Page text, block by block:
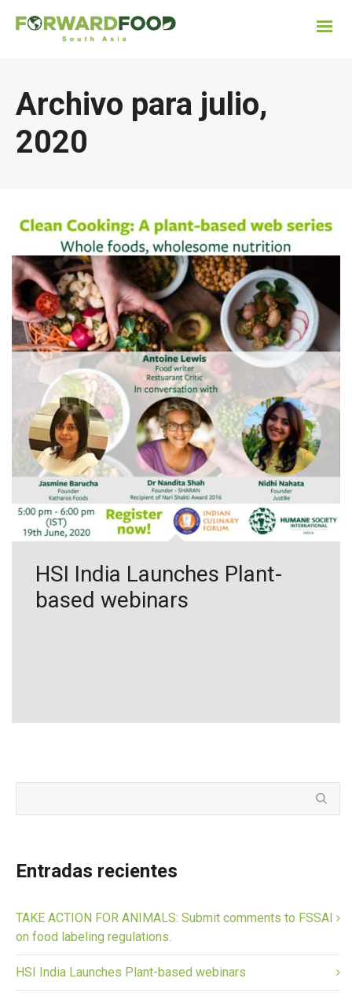
Archivo para julio,
2020
HSI India Launches Plant-
based webinars
Entradas recientes
TAKE ACTION FOR ANIMALS: Submit comments to FSSAI
on food labeling regulations.
HSI India Launches Plant-based webinars